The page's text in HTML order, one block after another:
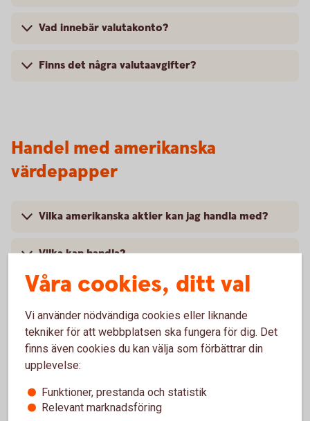
Vad innebär valutakonto?
Finns det några valutaavgifter?
Handel med amerikanska
värdepapper
Vilka amerikanska aktier kan jag handla med?
Vilka kan handla?
Vilket courtage gäller för amerikanska aktier
När ska aktierna betalas?
Våra cookies, ditt val
Vi använder nödvändiga cookies eller liknande
tekniker för att webbplatsen ska fungera för dig. Det
finns även cookies du kan välja som förbättrar din
upplevelse:
Funktioner, prestanda och statistik
Relevant marknadsföring